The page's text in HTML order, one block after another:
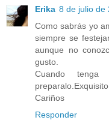
Erika 8 de julio de
Como sabrás yo
siempre se
aunque no
gusto.
Cuando
Cariños
Responder